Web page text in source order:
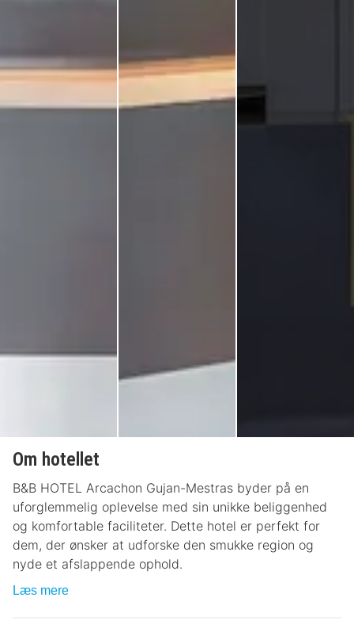
Om hotellet
B&B HOTEL Arcachon Gujan-Mestras byder på en
uforglemmelig oplevelse med sin unikke beliggenhed
og komfortable faciliteter. Dette hotel er perfekt for
dem, der ønsker at udforske den smukke region og
nyde et afslappende ophold.
Læs mere